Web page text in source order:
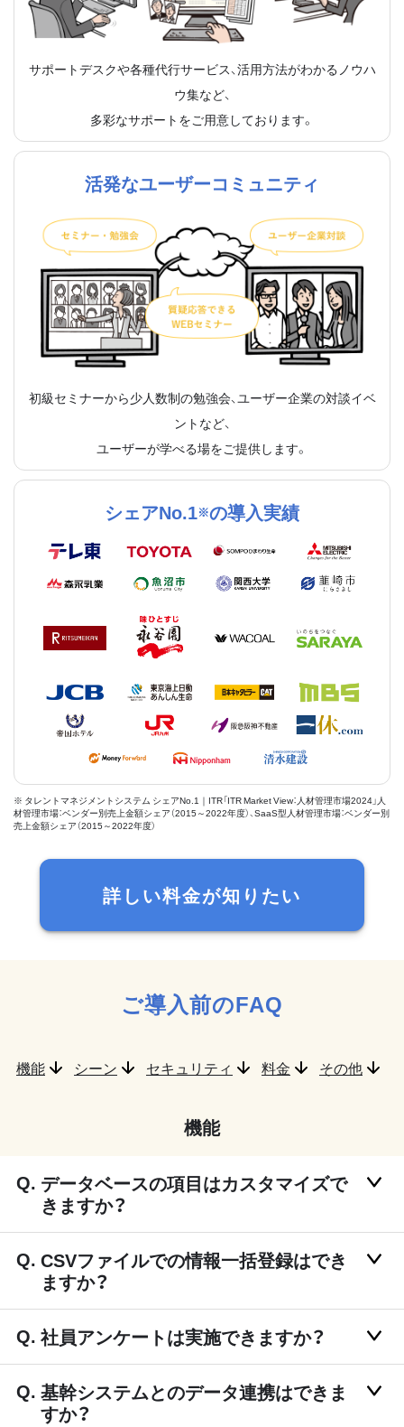
サポートデスクや各種代行サービス、活用方法がわかるノウハ
ウ集など、
多彩なサポートをご用意しております。
活発なユーザーコミュニティ
初級セミナーから少人数制の勉強会、ユーザー企業の対談イベ
ントなど、
ユーザーが学べる場をご提供します。
シェアNo.1※の導入実績
※ タレントマネジメントシステム シェアNo.1｜ITR「ITR Market View：人材管理市場2024」人
材管理市場：ベンダー別売上金額シェア（2015～2022年度）、SaaS型人材管理市場：ベンダー別
売上金額シェア（2015～2022年度）
詳しい料金が知りたい
ご導入前のFAQ
機能 シーン セキュリティ 料金 その他
機能
データベースの項目はカスタマイズで
きますか？
CSVファイルでの情報一括登録はでき
ますか？
社員アンケートは実施できますか？
基幹システムとのデータ連携はできま
すか？